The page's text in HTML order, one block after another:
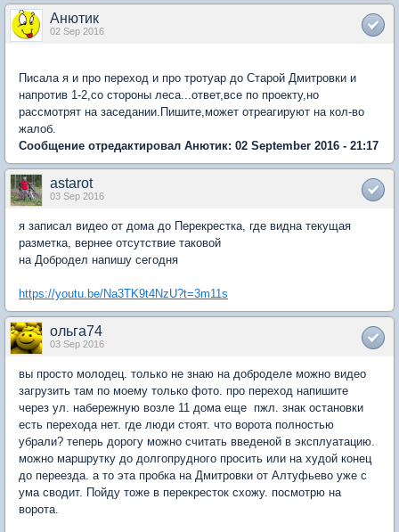
Анютик
02 Sep 2016
Писала я и про переход и про тротуар до Старой Дмитровки и
напротив 1-2,со стороны леса...ответ,все по проекту,но
рассмотрят на заседании.Пишите,может отреагируют на кол-во
жалоб.
Сообщение отредактировал Анютик: 02 September 2016 - 21:17
astarot
03 Sep 2016
я записал видео от дома до Перекрестка, где видна текущая
разметка, вернее отсутствие таковой
на Добродел напишу сегодня
https://youtu.be/Na3TK9t4NzU?t=3m11s
ольга74
03 Sep 2016
вы просто молодец. только не знаю на доброделе можно видео
загрузить там по моему только фото. про переход напишите
через ул. набережную возле 11 дома еще пжл. знак остановки
есть перехода нет. где люди стоят. что ворота полностью
убрали? теперь дорогу можно считать введеной в эксплуатацию.
можно маршрутку до долгопрудного просить или на худой конец
до переезда. а то эта пробка на Дмитровки от Алтуфьево уже с
ума сводит. Пойду тоже в перекресток схожу. посмотрю на
ворота.